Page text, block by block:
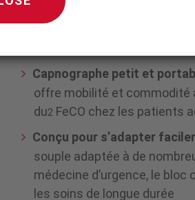
dioxyde de carbone en fin
respiratoire (FR), ainsi que
Capnographe petit et
offre mobilité et commodité
du2 FeCO chez les patients
Conçu pour s’adapter
souple adaptée à de
médecine d’urgence, le
les soins de longue durée